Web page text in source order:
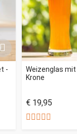
-
Weizenglas mit
Krone
€ 19,95